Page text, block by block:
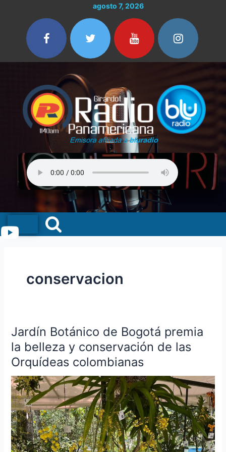
contenido
agosto 7, 2026
Menu
conservacion
Jardín Botánico de Bogotá premia
la belleza y conservación de las
Orquídeas colombianas
Jardín
Botánico
de
Bogotá
premia
la
belleza
y
conservación
de